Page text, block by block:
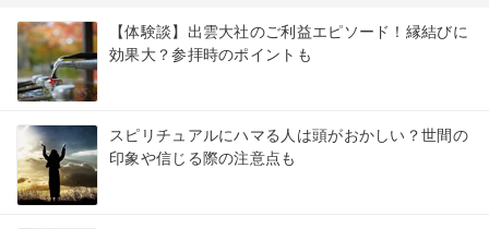
【体験談】出雲大社のご利益エピソード！縁結びに
効果大？参拝時のポイントも
スピリチュアルにハマる人は頭がおかしい？世間の
印象や信じる際の注意点も